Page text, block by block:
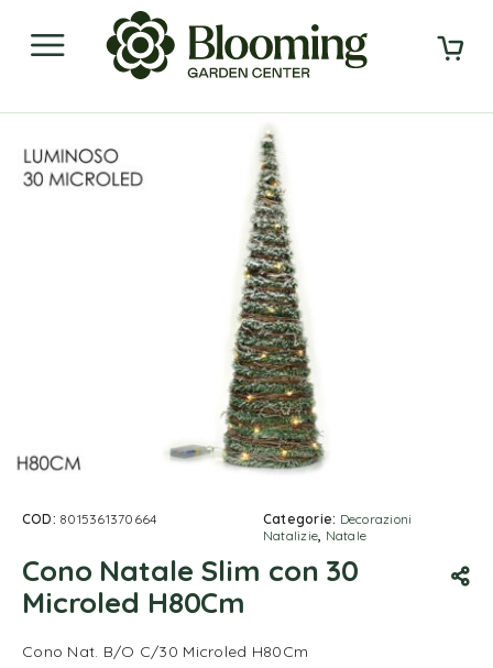
COD: 8015361370664 Categorie: Decorazioni
Natalizie, Natale
Cono Natale Slim con 30
Microled H80Cm
Cono Nat. B/O C/30 Microled H80Cm